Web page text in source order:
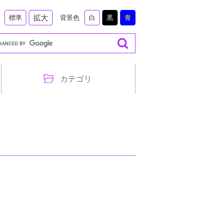
標準 拡大 背景色 白 黒 青
カテゴリ